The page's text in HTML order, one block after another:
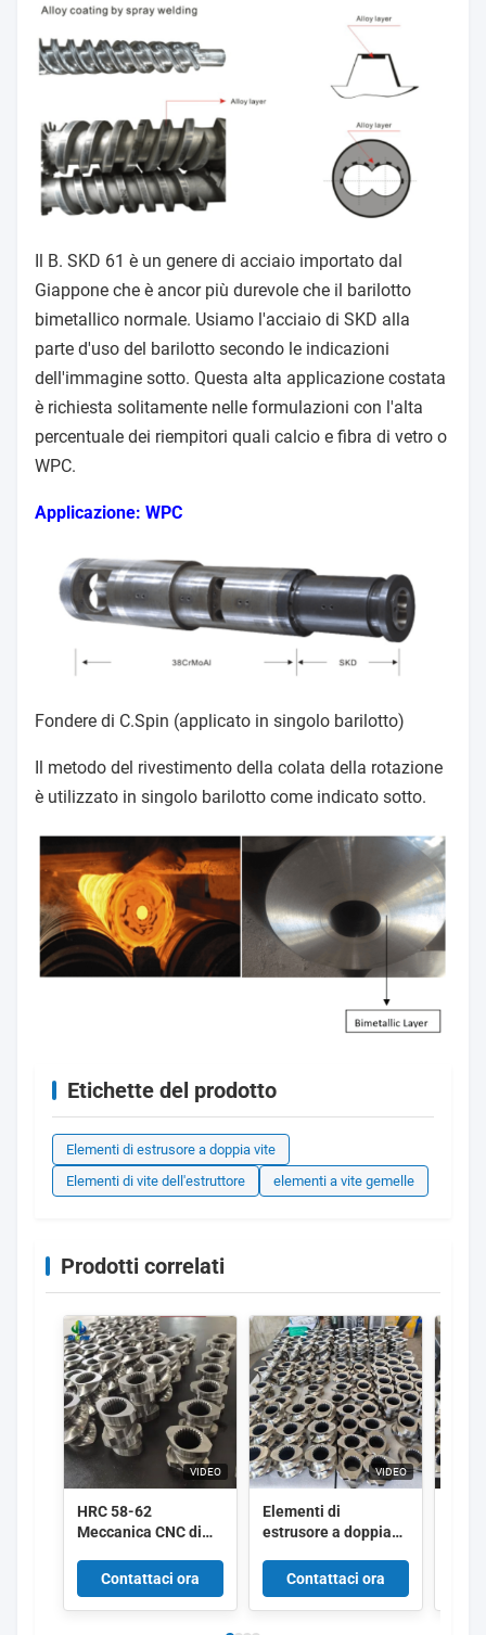
Il B. SKD 61 è un genere di acciaio importato dal
Giappone che è ancor più durevole che il barilotto
bimetallico normale. Usiamo l'acciaio di SKD alla
parte d'uso del barilotto secondo le indicazioni
dell'immagine sotto. Questa alta applicazione costata
è richiesta solitamente nelle formulazioni con l'alta
percentuale dei riempitori quali calcio e fibra di vetro o
WPC.
Applicazione: WPC
Fondere di C.Spin (applicato in singolo barilotto)
Il metodo del rivestimento della colata della rotazione
è utilizzato in singolo barilotto come indicato sotto.
Etichette del prodotto
Elementi di estrusore a doppia vite
Elementi di vite dell'estruttore
elementi a vite gemelle
Prodotti correlati
VIDEO
HRC 58-62
Meccanica CNC di
di estrusore a doppia
vite con resistenza
all'usura e alla
Contattaci ora
VIDEO
Elementi di
estrusore a doppia
all'usura e alla
corrosione con
lavorazione CNC di
Contattaci ora